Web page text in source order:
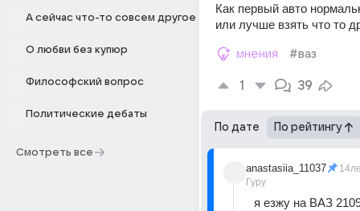
А сейчас что-то совсем другое
О любви без купюр
Философский вопрос
Политические дебаты
Смотреть все
Как первый авто
или лучше взять что то
мнения #ваз
1 39
По дате По рейтингу
anastasiia_11037
Гуру
я езжу на ВАЗ